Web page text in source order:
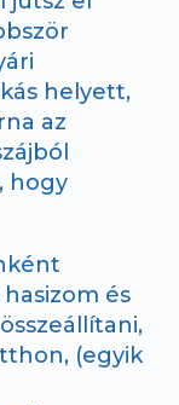
helyett,
az
hogy
és
(egyik